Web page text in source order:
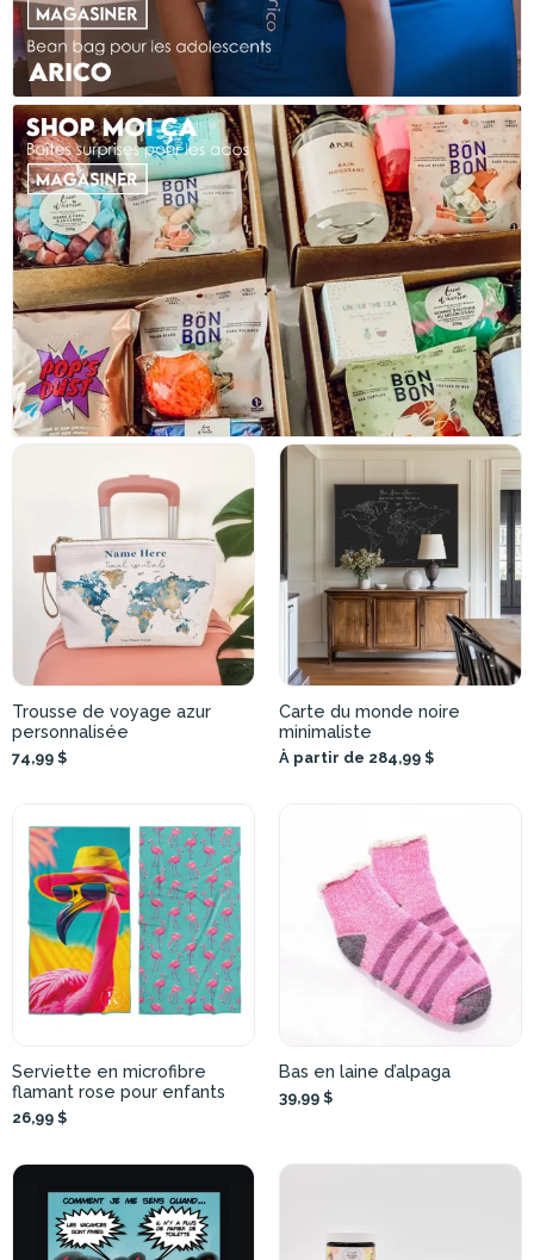
Trousse de voyage azur
personnalisée
74,99 $
Carte du monde noire
minimaliste
À partir de 284,99 $
Serviette en microfibre
flamant rose pour enfants
26,99 $
Bas en laine d’alpaga
39,99 $